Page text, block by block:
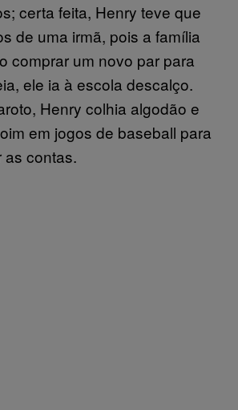
certa feita, Henry teve que
de uma irmã, pois a família
comprar um novo par para
ele ia à escola descalço.
Henry colhia algodão e
em jogos de baseball para
as contas.